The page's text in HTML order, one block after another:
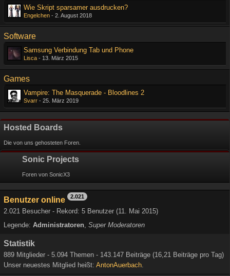
Wie Skript sparsamer ausdrucken?
Engelchen - 2. August 2018
Software
Samsung Verbindung Tab und Phone
Lisca - 13. März 2015
Games
Vampire: The Masquerade - Bloodlines 2
Svarr - 25. März 2019
Hosted Boards
Die von uns gehosteten Foren.
Sonic Projects
Foren von SonicX3
Benutzer online 2.021
2.021 Besucher - Rekord: 5 Benutzer (11. Mai 2015)
Legende: Administratoren Super Moderatoren
Statistik
889 Mitglieder - 5.094 Themen - 143.147 Beiträge (16,21 Beiträge pro Tag)
Unser neuestes Mitglied heißt: AntonAuerbach.